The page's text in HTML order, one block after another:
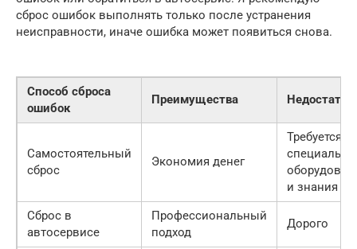
сброс ошибок выполнять только после устранения
неисправности, иначе ошибка может появиться снова.
Способ сброса
ошибок
Преимущества Недостатки
Самостоятельный
сброс
Экономия денег
Требуется
и знания
Сброс в
автосервисе
Профессиональный
подход
Дорого